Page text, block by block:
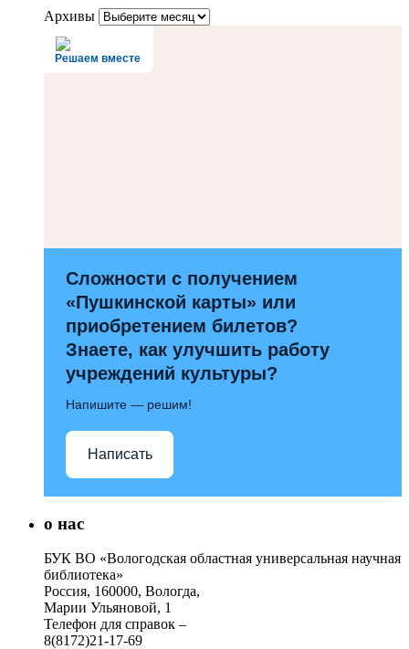
Архивы
Решаем вместе
Сложности с получением
«Пушкинской карты» или
приобретением билетов?
Знаете, как улучшить работу
учреждений культуры?
Напишите — решим!
Написать
о нас
БУК ВО «Вологодская областная универсальная научная
библиотека»
Россия, 160000, Вологда,
Марии Ульяновой, 1
Телефон для справок –
8(8172)21-17-69